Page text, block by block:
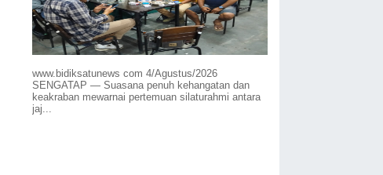
www.bidiksatunews com 4/Agustus/2026
SENGATAP — Suasana penuh kehangatan dan
keakraban mewarnai pertemuan silaturahmi antara
jaj...